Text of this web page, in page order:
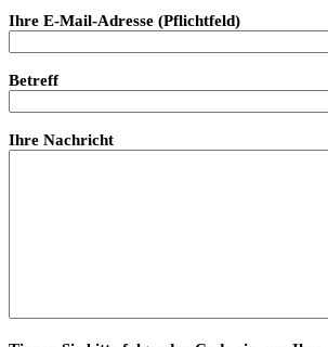
Ihre E-Mail-Adresse (Pflichtfeld)
Betreff
Ihre Nachricht